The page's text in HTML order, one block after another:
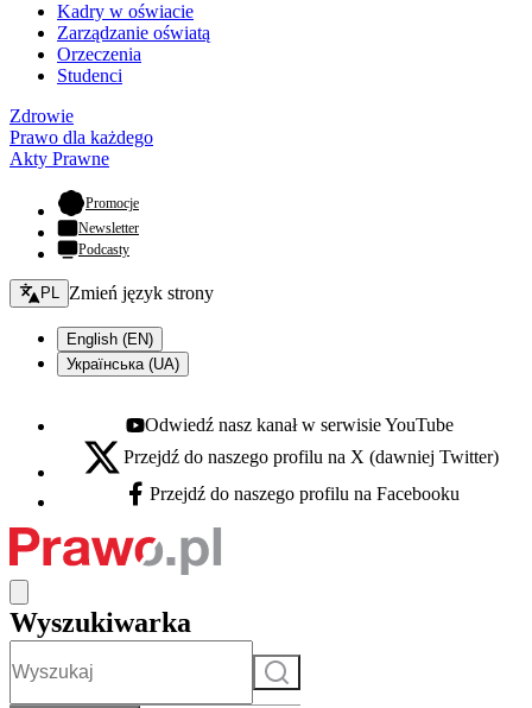
Kadry w oświacie
Zarządzanie oświatą
Orzeczenia
Studenci
Zdrowie
Prawo dla każdego
Akty Prawne
Promocje- otwiera się w nowej karcie
Newsletter
Podcasty
Zmień język - bieżący:
PL Zmień język strony
English (EN)
Українська (UA)
Youtube - otwiera się w nowej karcie
Odwiedź nasz kanał w serwisie YouTube
X - otwiera się w nowej karcie
Przejdź do naszego profilu na X (dawniej Twitter)
Facebook - otwiera się w nowej karcie
Przejdź do naszego profilu na Facebooku
Wyszukiwarka
Szukaj